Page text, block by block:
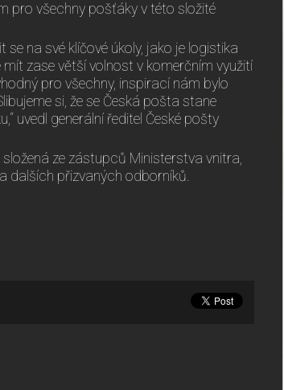
pro všechny pošťáky v této složité
na své klíčové úkoly, jako je logistika
zase větší volnost v komerčním využití
pro všechny, inspirací nám bylo
si, že se Česká pošta stane
uvedl generální ředitel České pošty
ze zástupců Ministerstva vnitra,
dalších přizvaných odborníků.